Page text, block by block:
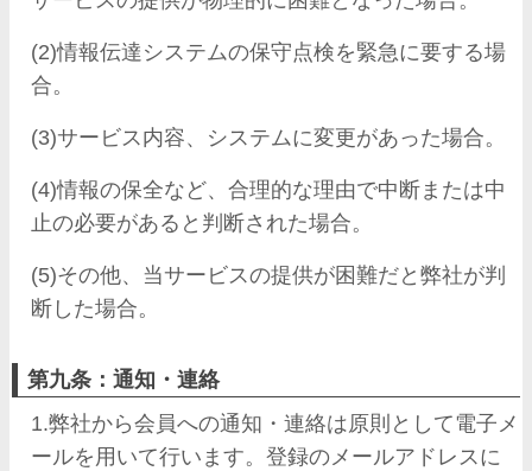
(2)情報伝達システムの保守点検を緊急に要する場
合。
(3)サービス内容、システムに変更があった場合。
(4)情報の保全など、合理的な理由で中断または中
止の必要があると判断された場合。
(5)その他、当サービスの提供が困難だと弊社が判
断した場合。
第九条：通知・連絡
1.弊社から会員への通知・連絡は原則として電子メ
ールを用いて行います。登録のメールアドレスに